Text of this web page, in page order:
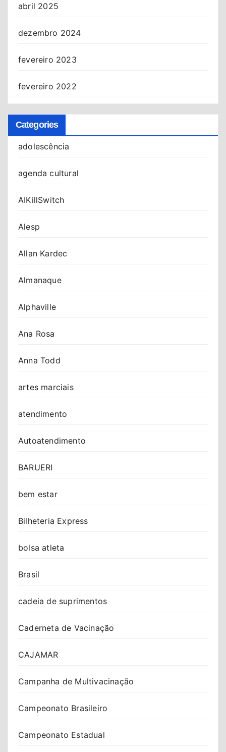
abril 2025
dezembro 2024
fevereiro 2023
fevereiro 2022
Categories
adolescência
agenda cultural
AIKillSwitch
Alesp
Allan Kardec
Almanaque
Alphaville
Ana Rosa
Anna Todd
artes marciais
atendimento
Autoatendimento
BARUERI
bem estar
Bilheteria Express
bolsa atleta
Brasil
cadeia de suprimentos
Caderneta de Vacinação
CAJAMAR
Campanha de Multivacinação
Campeonato Brasileiro
Campeonato Estadual